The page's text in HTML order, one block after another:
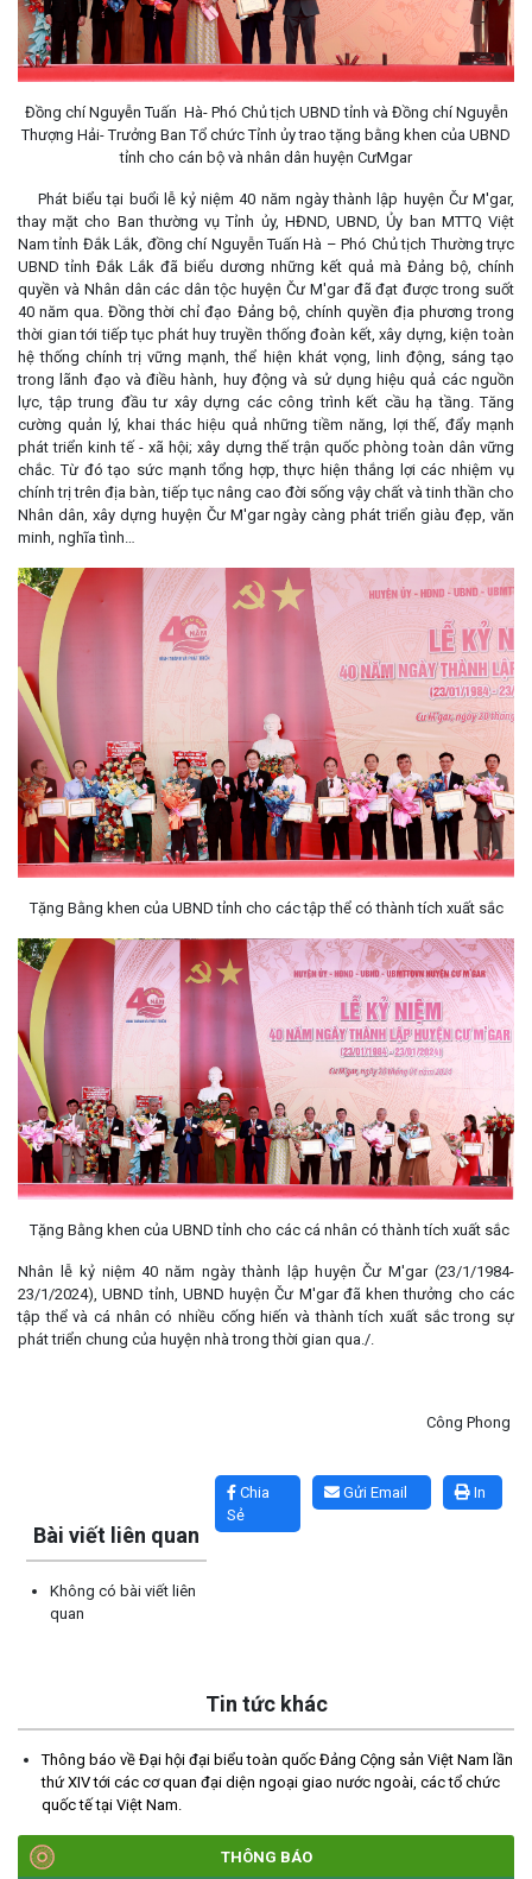
Đồng chí Nguyễn Tuấn Hà- Phó Chủ tịch UBND tỉnh và Đồng chí Nguyễn
Thượng Hải- Trưởng Ban Tổ chức Tỉnh ủy trao tặng bằng khen của UBND
tỉnh cho cán bộ và nhân dân huyện CưMgar
Phát biểu tại buổi lễ kỷ niệm 40 năm ngày thành lập huyện Čư M'gar,
thay mặt cho Ban thường vụ Tỉnh ủy, HĐND, UBND, Ủy ban MTTQ Việt
Nam tỉnh Đắk Lắk, đồng chí Nguyễn Tuấn Hà – Phó Chủ tịch Thường trực
UBND tỉnh Đắk Lắk đã biểu dương những kết quả mà Đảng bộ, chính
quyền và Nhân dân các dân tộc huyện Čư M'gar đã đạt được trong suốt
40 năm qua. Đồng thời chỉ đạo Đảng bộ, chính quyền địa phương trong
thời gian tới tiếp tục phát huy truyền thống đoàn kết, xây dựng, kiện toàn
hệ thống chính trị vững mạnh, thể hiện khát vọng, linh động, sáng tạo
trong lãnh đạo và điều hành, huy động và sử dụng hiệu quả các nguồn
lực, tập trung đầu tư xây dựng các công trình kết cầu hạ tầng. Tăng
cường quản lý, khai thác hiệu quả những tiềm năng, lợi thế, đẩy mạnh
phát triển kinh tế - xã hội; xây dựng thế trận quốc phòng toàn dân vững
chắc. Từ đó tạo sức mạnh tổng hợp, thực hiện thắng lợi các nhiệm vụ
chính trị trên địa bàn, tiếp tục nâng cao đời sống vậy chất và tinh thần cho
Nhân dân, xây dựng huyện Čư M'gar ngày càng phát triển giàu đẹp, văn
minh, nghĩa tình…
Tặng Bằng khen của UBND tỉnh cho các tập thể có thành tích xuất sắc
Tặng Bằng khen của UBND tỉnh cho các cá nhân có thành tích xuất sắc
Nhân lễ kỷ niệm 40 năm ngày thành lập huyện Čư M'gar (23/1/1984-
23/1/2024), UBND tỉnh, UBND huyện Čư M'gar đã khen thưởng cho các
tập thể và cá nhân có nhiều cống hiến và thành tích xuất sắc trong sự
phát triển chung của huyện nhà trong thời gian qua./.
Công Phong
In
Gửi Email
Chia
Sẻ
Bài viết liên quan
Không có bài viết liên
quan
Tin tức khác
Thông báo về Đại hội đại biểu toàn quốc Đảng Cộng sản Việt Nam lần
thứ XIV tới các cơ quan đại diện ngoại giao nước ngoài, các tổ chức
quốc tế tại Việt Nam.
THÔNG BÁO
TRIỂN KHAI, GIAO NHIỆM VỤ TÌM KIẾM, QUY TẬP VÀ XÁC ĐỊNH
DANH TÍNH HÀI CỐT LIỆT SĨ
(27/07/2026)
CHÍNH SÁCH NHÂN NGÀY THƯƠNG BINH - LIỆT SĨ 27/7
(27/07/2026)
HỘI NGƯỜI CAO TUỔI XÃ CƯ M’GAR: SƠ KẾT CÔNG TÁC HỘI 6
THÁNG ĐẦU NĂM VÀ KIỆN TOÀN TỔ CHỨC CHI HỘI SAU SÁP
NHẬP
(27/07/2026)